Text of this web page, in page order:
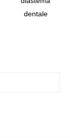
dentale